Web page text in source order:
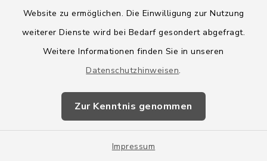
Website zu ermöglichen. Die Einwilligung zur Nutzung
weiterer Dienste wird bei Bedarf gesondert abgefragt.
Weitere Informationen finden Sie in unseren
Datenschutzhinweisen.
Zur Kenntnis genommen
Impressum
Claudia Böttger
Twiete 9, 24598 Boostedt
04393/9976-48
claudia.boettger@amt-